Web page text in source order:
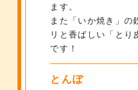
ます。
また「いか焼き」の
リと香ばしい「とり
です！
とんぼ